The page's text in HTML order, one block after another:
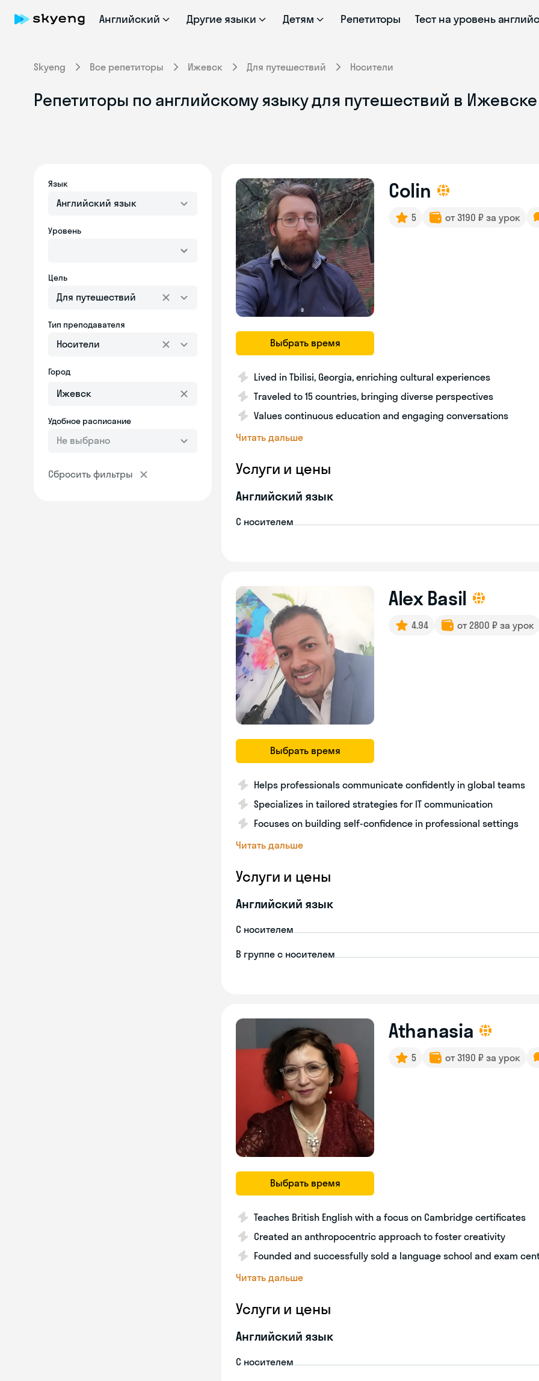
Английский Другие языки Детям Репетиторы Тест на уровень
Skyeng Все репетиторы Ижевск Для путешествий Носители
Репетиторы по английскому языку для путешествий в
Язык
Английский язык
Уровень
Цель
Для путешествий
Тип преподавателя
Носители
Город
Удобное расписание
Не выбрано
Сбросить фильтры
Выбрать время
Colin
5 от 3190 ₽ за урок
Lived in Tbilisi, Georgia, enriching cultural experiences
Traveled to 15 countries, bringing diverse perspectives
Values continuous education and engaging conversations
Читать дальше
Услуги и цены
Английский язык
С носителем
Выбрать время
Alex Basil
4.94 от 2800 ₽ за урок
Helps professionals communicate confidently in global teams
Specializes in tailored strategies for IT communication
Focuses on building self-confidence in professional settings
Читать дальше
Услуги и цены
Английский язык
С носителем
В группе с носителем
Выбрать время
Athanasia
5 от 3190 ₽ за урок
Teaches British English with a focus on Cambridge certificates
Created an anthropocentric approach to foster creativity
Founded and successfully sold a language school and exam
Читать дальше
Услуги и цены
Английский язык
С носителем